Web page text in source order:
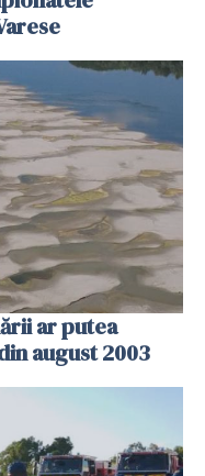
ar putea
august 2003